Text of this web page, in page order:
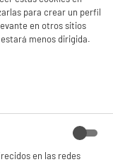
para crear un perfil
en otros sitios
menos dirigida.
en las redes